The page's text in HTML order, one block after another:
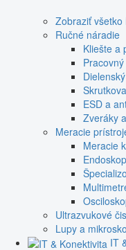
Zobraziť
Ručné náradie
Kliešte a
ESD a
Zveráky
Meracie
Meracie
Ultrazvukové
Lupy a
IT